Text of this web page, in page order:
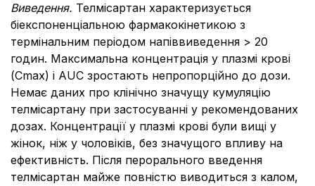
Виведення. Телмісартан характеризується
біекспоненціальною фармакокінетикою з
термінальним періодом напіввиведення > 20
годин. Максимальна концентрація у плазмі крові
(Сmax) і AUC зростають непропорційно до дози.
Немає даних про клінічно значущу кумуляцію
телмісартану при застосуванні у рекомендованих
дозах. Концентрації у плазмі крові були вищі у
жінок, ніж у чоловіків, без значущого впливу на
ефективність. Після перорального введення
телмісартан майже повністю виводиться з калом,